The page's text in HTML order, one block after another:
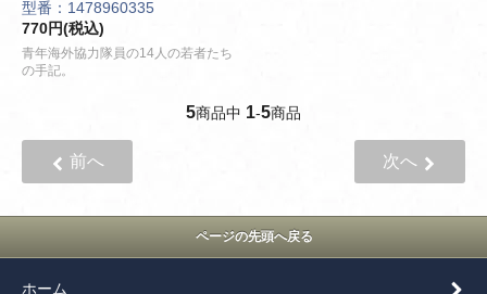
型番：1478960335
770円(税込)
青年海外協力隊員の14人の若者たち
の手記。
5商品中 1-5商品
前へ 次へ
ページの先頭へ戻る
ホーム